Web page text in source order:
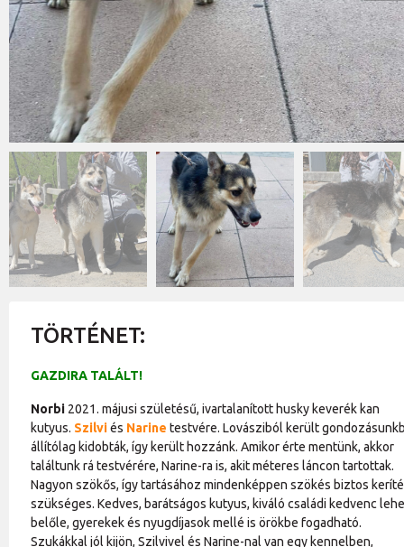
TÖRTÉNET:
GAZDIRA TALÁLT!
Norbi 2021. májusi születésű, ivartalanított husky keverék kan
kutyus. Szilviés Narine testvére. Lovásziból került
állítólag kidobták, így került hozzánk. Amikor érte mentünk, akkor
találtunk rá testvérére, Narine-ra is, akit méteres láncon tartottak.
Nagyon szökős, így tartásához mindenképpen szökés biztos
szükséges. Kedves, barátságos kutyus, kiváló családi kedvenc
belőle, gyerekek és nyugdíjasok mellé is örökbe fogadható.
Szukákkal jól kijön, Szilvivel és Narine-nal van egy kennelben,